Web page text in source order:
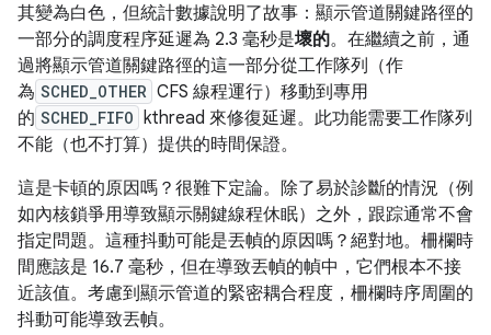
其變為白色，但統計數據說明了故事：顯示管道關鍵路徑的
一部分的調度程序延遲為 2.3 毫秒是壞的。在繼續之前，通
過將顯示管道關鍵路徑的這一部分從工作隊列（作
為 SCHED_OTHER CFS 線程運行）移動到專用
的 SCHED_FIFO kthread 來修復延遲。此功能需要工作隊列
不能（也不打算）提供的時間保證。
這是卡頓的原因嗎？很難下定論。除了易於診斷的情況（例
如內核鎖爭用導致顯示關鍵線程休眠）之外，跟踪通常不會
指定問題。這種抖動可能是丟幀的原因嗎？絕對地。柵欄時
間應該是 16.7 毫秒，但在導致丟幀的幀中，它們根本不接
近該值。考慮到顯示管道的緊密耦合程度，柵欄時序周圍的
抖動可能導致丟幀。